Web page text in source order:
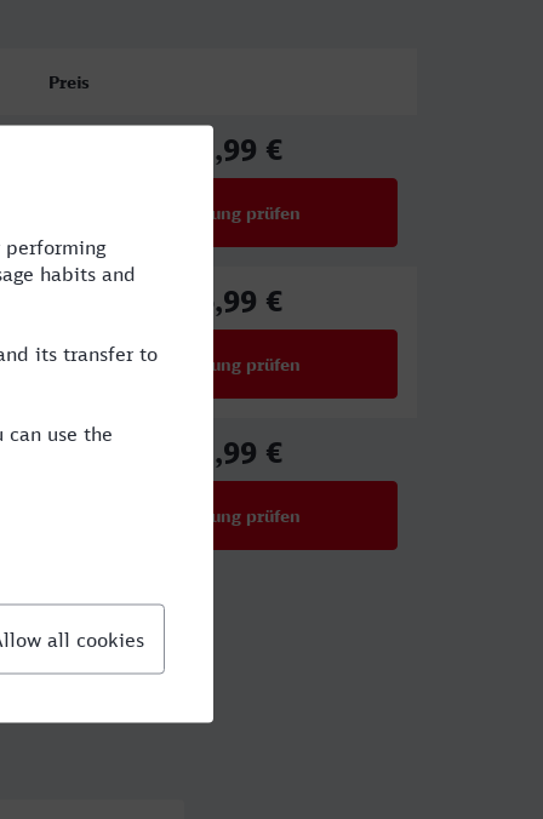
Preis
42,99 €
Verbindung prüfen
46,99 €
Verbindung prüfen
43,99 €
Verbindung prüfen